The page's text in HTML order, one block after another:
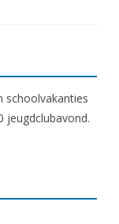
schoolvakanties
jeugdclubavond.